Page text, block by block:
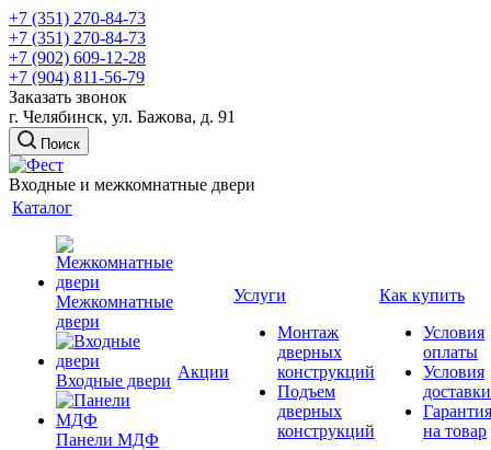
+7 (351) 270-84-73
+7 (351) 270-84-73
+7 (902) 609-12-28
+7 (904) 811-56-79
Заказать звонок
г. Челябинск, ул. Бажова, д. 91
Поиск
Входные и межкомнатные двери
Каталог
Межкомнатные
двери
Входные двери
Панели МДФ
Акции
Услуги
Монтаж
дверных
конструкций
Подъем
дверных
конструкций
Как купить
Условия
оплаты
Условия
доставки
Гарантия
на товар